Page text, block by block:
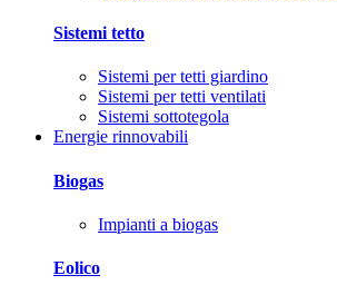
Sistemi tetto
Sistemi per tetti giardino
Sistemi per tetti ventilati
Sistemi sottotegola
Energie rinnovabili
Biogas
Impianti a biogas
Eolico